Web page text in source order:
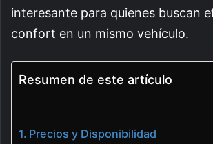
interesante para quienes buscan
confort en un mismo vehículo.
Resumen de este artículo
Precios y Disponibilidad